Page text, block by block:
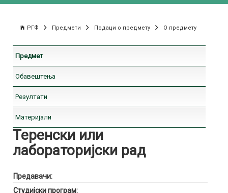
РГФ Предмети Подаци о предмету О предмету
Предмет
Обавештења
Резултати
Материјали
Теренски или
лабораторијски рад
Предавачи:
Студијски програм: